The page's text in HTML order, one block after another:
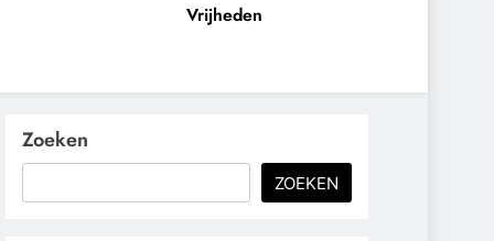
Belangen
Op
Vrijheden
Zoeken
ZOEKEN